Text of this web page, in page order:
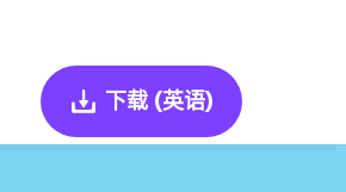
下载 (英语)